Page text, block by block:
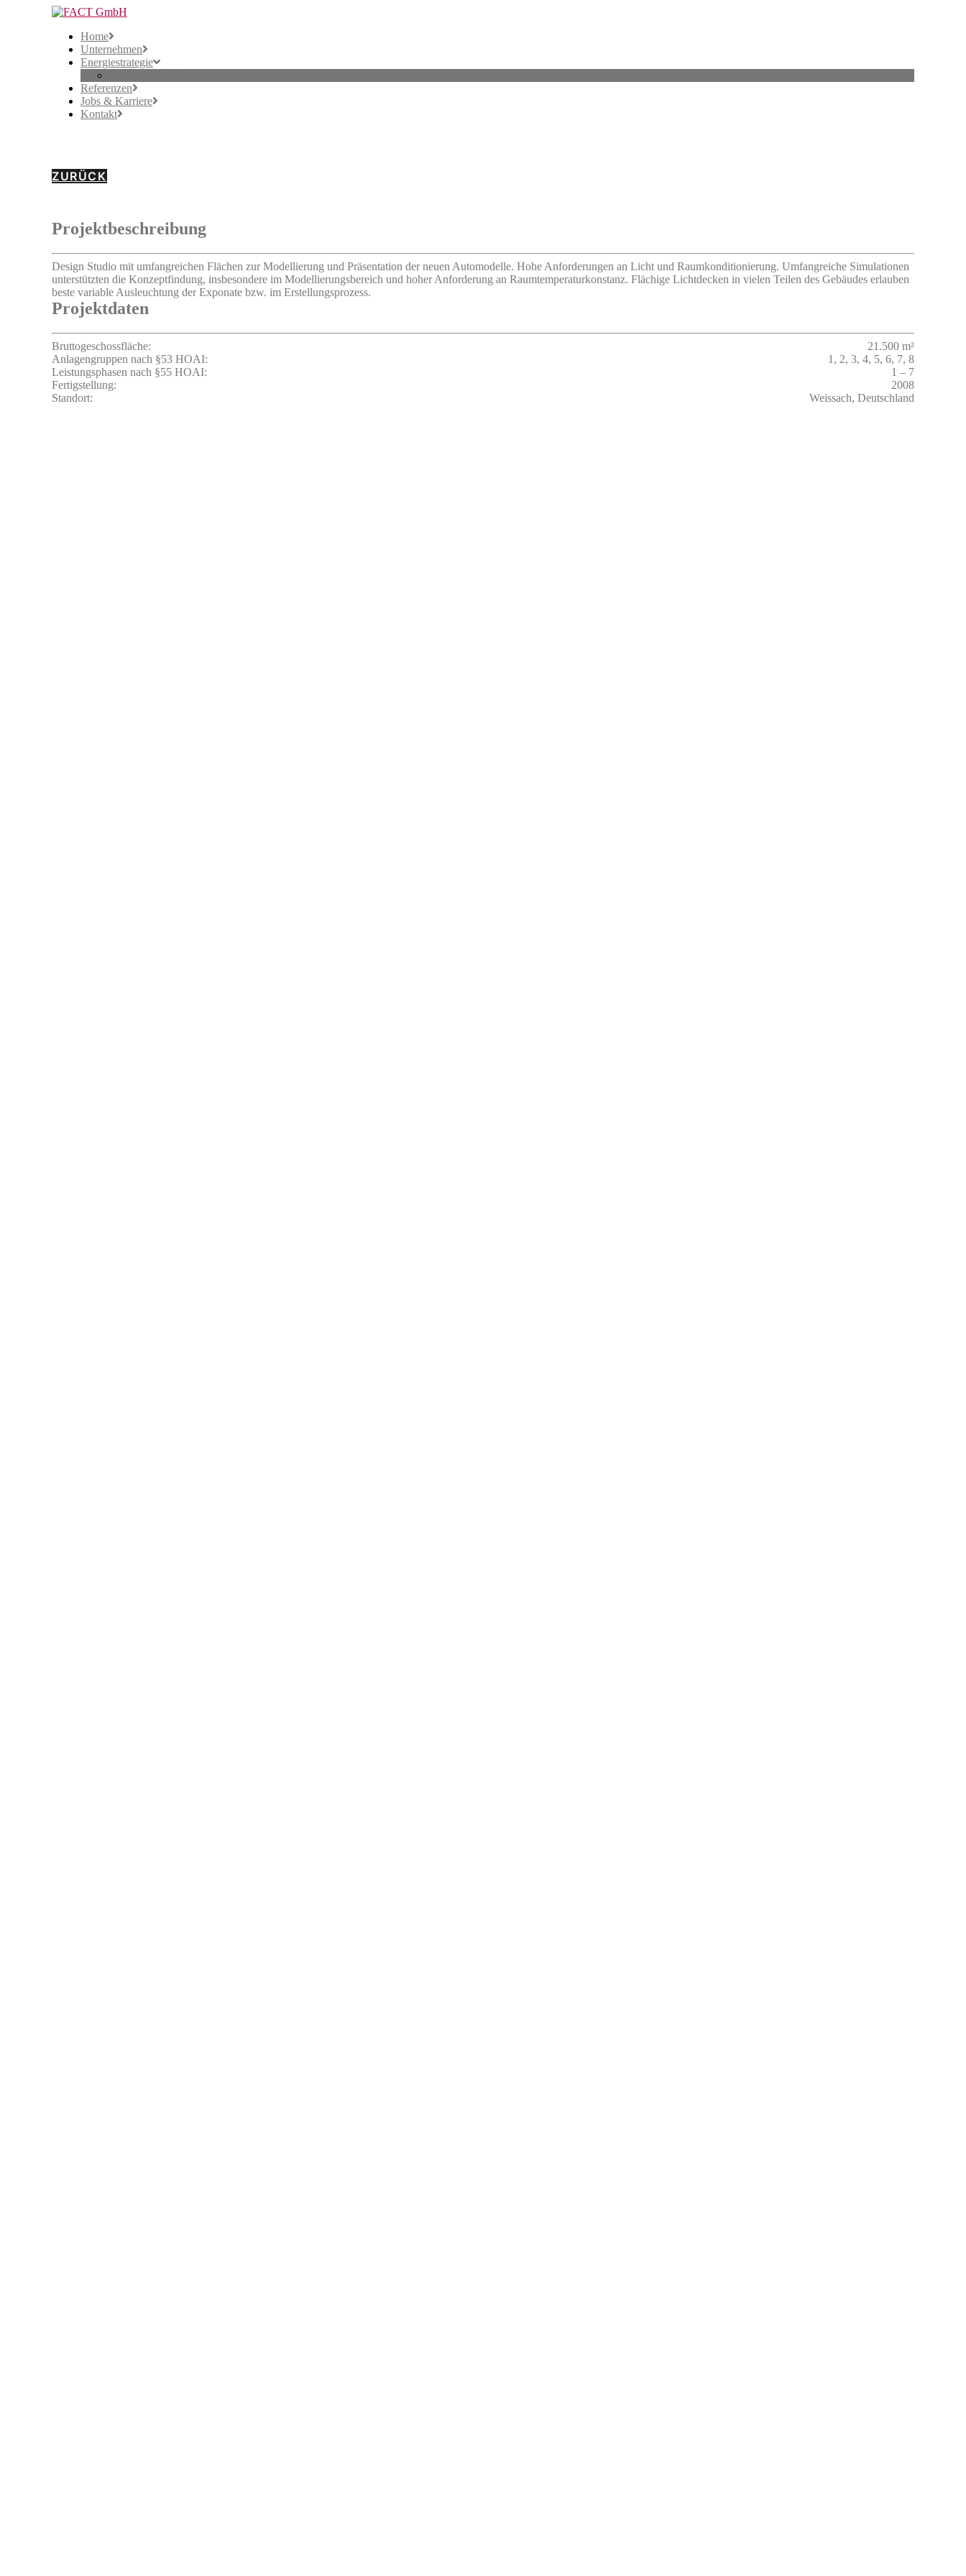
Home
Unternehmen
Energiestrategie
Referenzen
Jobs & Karriere
Kontakt
ZURÜCK
Projektbeschreibung
Design Studio mit umfangreichen Flächen zur Modellierung und Präsentation der neuen Automodelle. Hohe Anforderungen an Licht und Raumkonditionierung. Umfangreiche Simulationen
unterstützten die Konzeptfindung, insbesondere im Modellierungsbereich und hoher Anforderung an Raumtemperaturkonstanz. Flächige Lichtdecken in vielen Teilen des Gebäudes erlauben
beste variable Ausleuchtung der Exponate bzw. im Erstellungsprozess.
Projektdaten
Bruttogeschossfläche:
21.500 m²
Anlagengruppen nach §53 HOAI:
1, 2, 3, 4, 5, 6, 7, 8
Leistungsphasen nach §55 HOAI:
1 – 7
Fertigstellung:
2008
Standort:
Weissach, Deutschland